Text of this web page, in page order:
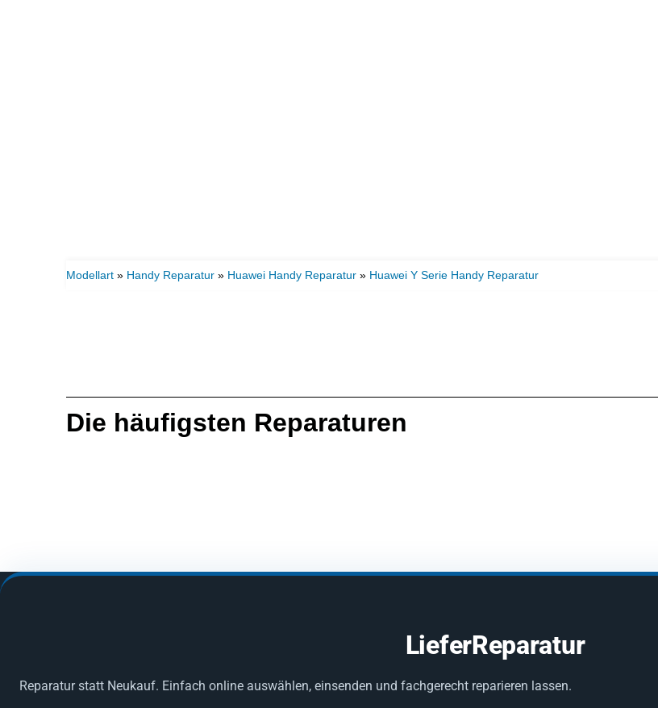
Modellart » Handy Reparatur » Huawei Handy Reparatur » Huawei Y Serie Handy Reparatur
Die häufigsten Reparaturen
LieferReparatur
Reparatur statt Neukauf. Einfach online auswählen, einsenden und fachgerecht reparieren lassen.